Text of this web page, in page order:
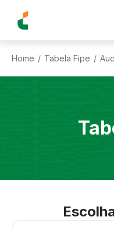
Home / Tabela Fipe /